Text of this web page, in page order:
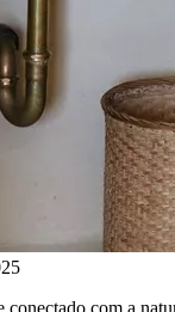
com a